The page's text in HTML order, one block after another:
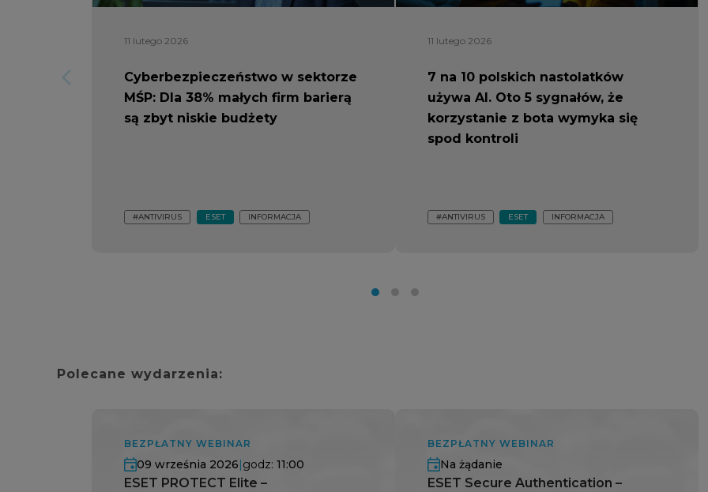
arrow_forward_ios
11 lutego 2026
Cyberbezpieczeństwo w sektorze
MŚP: Dla 38% małych firm barierą
są zbyt niskie budżety
#ANTIVIRUS ESET INFORMACJA
11 lutego 2026
7 na 10 polskich nastolatków
używa AI. Oto 5 sygnałów, że
korzystanie z bota wymyka się
spod kontroli
#ANTIVIRUS ESET INFORMACJA
Polecane wydarzenia:
BEZPŁATNY WEBINAR
09 września 2026 godz: 11:00
ESET PROTECT Elite –
BEZPŁATNY WEBINAR
Na żądanie
ESET Secure Authentication –